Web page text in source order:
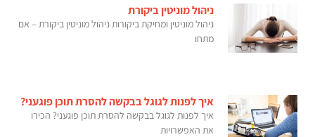
ניהול מוניטין ביקורת
ניהול מוניטין ומחיקת ביקורות ניהול מוניטין ביקורת – אם
מתחו
איך לפנות לגוגל בבקשה להסרת תוכן פוגעני?
איך לפנות לגוגל בבקשה להסרת תוכן פוגעני? הכירו
את האפשרויות